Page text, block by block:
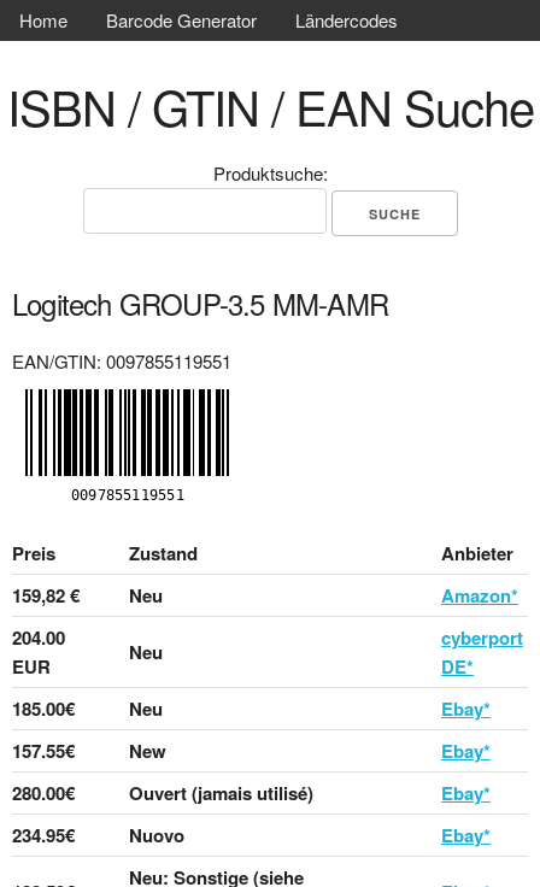
Home Barcode Generator Ländercodes
ISBN / GTIN / EAN Suche
Produktsuche:
Logitech GROUP-3.5 MM-AMR
EAN/GTIN: 0097855119551
Preis Zustand
Anbieter
159,82 €
Neu
Amazon*
204.00
EUR
Neu
cyberport
DE*
185.00€
Neu
Ebay*
157.55€
New
Ebay*
280.00€
Ouvert (jamais utilisé)
Ebay*
234.95€
Nuovo Ebay*
Neu: Sonstige (siehe